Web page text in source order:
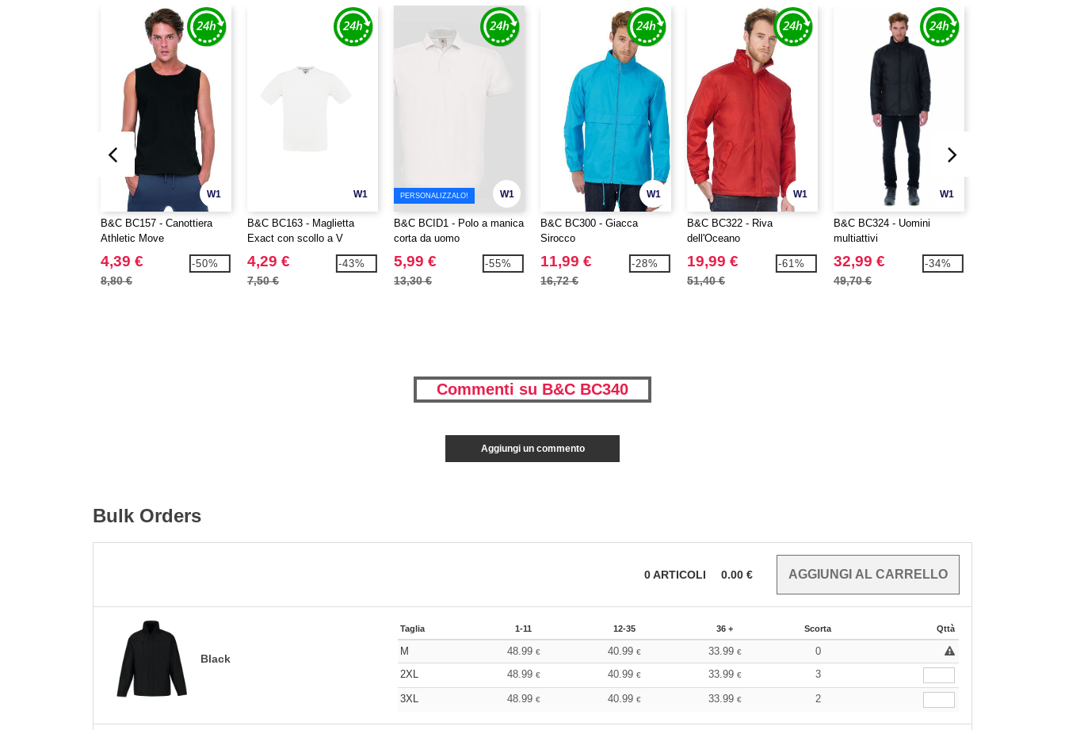
W1
B&C BC157 - Canottiera
Athletic Move
4,39 €
8,80 €
-50%
W1
B&C BC163 - Maglietta
Exact con scollo a V
4,29 €
7,50 €
-43%
W1
PERSONALIZZALO!
B&C BCID1 - Polo a manica
corta da uomo
5,99 €
13,30 €
-55%
W1
B&C BC300 - Giacca
Sirocco
11,99 €
16,72 €
-28%
W1
B&C BC322 - Riva
dell'Oceano
19,99 €
51,40 €
-61%
W1
B&C BC324 - Uomini
multiattivi
32,99 €
49,70 €
-34%
Commenti su B&C BC340
Aggiungi un commento
Bulk Orders
0ARTICOLI 0.00 €
Black
Taglia 1-11 12-35 36 + Scorta Qttà
M 48.99 € 40.99 € 33.99 €
0
2XL
48.99 € 40.99 € 33.99 € 3
3XL 48.99 € 40.99 € 33.99 € 2